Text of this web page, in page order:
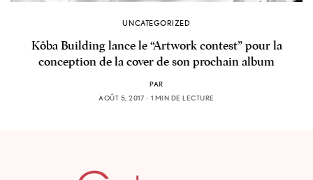
UNCATEGORIZED
Kôba Building lance le “Artwork contest” pour la
conception de la cover de son prochain album
PAR
AOÛT 5, 2017
1 MIN DE LECTURE